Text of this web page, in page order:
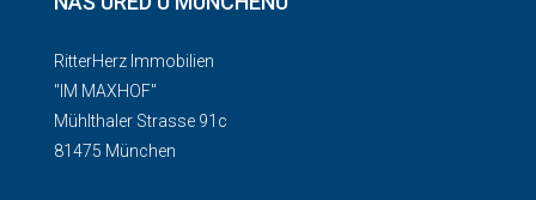
RitterHerz Immobilien
"IM MAXHOF"
Mühlthaler Strasse 91c
81475 München